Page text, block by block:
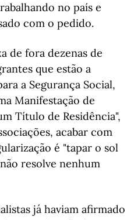
no país e
com o pedido.
de fora dezenas de
que estão a
a Segurança Social,
Manifestação de
Título de Residência",
acabar com
é "tapar o sol
resolve nenhum
já haviam afirmado